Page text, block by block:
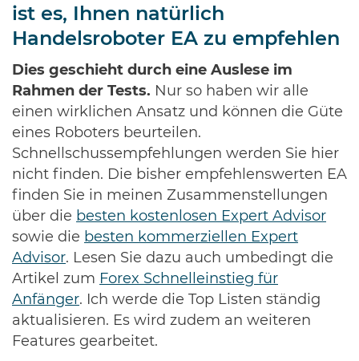
ist es, Ihnen natürlich
Handelsroboter EA zu empfehlen
Dies geschieht durch eine Auslese im
Rahmen der Tests. Nur so haben wir alle
einen wirklichen Ansatz und können die Güte
eines Roboters beurteilen.
Schnellschussempfehlungen werden Sie hier
nicht finden. Die bisher empfehlenswerten EA
finden Sie in meinen Zusammenstellungen
über die besten kostenlosen Expert Advisor
sowie die besten kommerziellen Expert
Advisor. Lesen Sie dazu auch umbedingt die
Artikel zum Forex Schnelleinstieg für
Anfänger. Ich werde die Top Listen ständig
aktualisieren. Es wird zudem an weiteren
Features gearbeitet.